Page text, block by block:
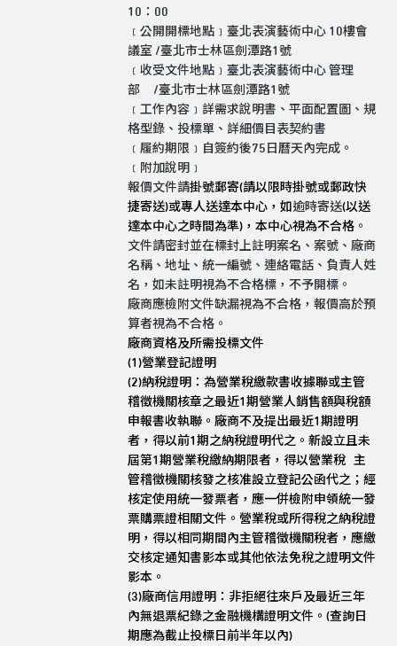
10：00
﹝公開開標地點﹞臺北表演藝術中心 10樓會
議室 /臺北市士林區劍潭路1號
﹝收受文件地點﹞臺北表演藝術中心 管理
部 /臺北市士林區劍潭路1號
﹝工作內容﹞詳需求說明書、平面配置圖、規
格型錄、投標單、詳細價目表契約書
﹝履約期限﹞自簽約後75日曆天內完成。
﹝附加說明﹞
報價文件請掛號郵寄(請以限時掛號或郵政快
捷寄送)或專人送達本中心 ， 如逾時寄送(以送
達本中心之時間為準)， 本中心視為不合格 。
文件請密封並在標封上註明案名、案號、廠商
名稱、地址、統一編號、連絡電話、負責人姓
名，如未註明視為不合格標，不予開標。
廠商應檢附文件缺漏視為不合格，報價高於預
算者視為不合格。
廠商資格及所需投標文件
(1)營業登記證明
(2)納稅證明：為營業稅繳款書收據聯或主管
稽徵機關核章之最近1期營業人銷售額與稅額
申報書收執聯。廠商不及提出最近1期證明
者，得以前1期之納稅證明代之。新設立且未
屆第1期營業稅繳納期限者，得以營業稅 主
管稽徵機關核發之核准設立登記公函代之；經
核定使用統一發票者，應一併檢附申領統一發
票購票證相關文件。營業稅或所得稅之納稅證
明，得以相同期間內主管稽徵機關稅者，應繳
交核定通知書影本或其他依法免稅之證明文件
影本。
(3)廠商信用證明：非拒絕往來戶及最近三年
內無退票紀錄之金融機構證明文件。(查詢日
期應為截止投標日前半年以內)
送出